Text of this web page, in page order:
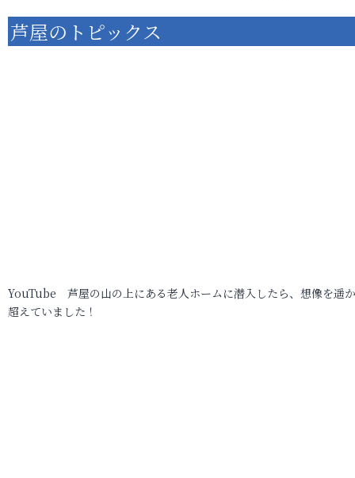
芦屋のトピックス
YouTube 芦屋の山の上にある老人ホームに潜入したら、想像を遥
超えていました！